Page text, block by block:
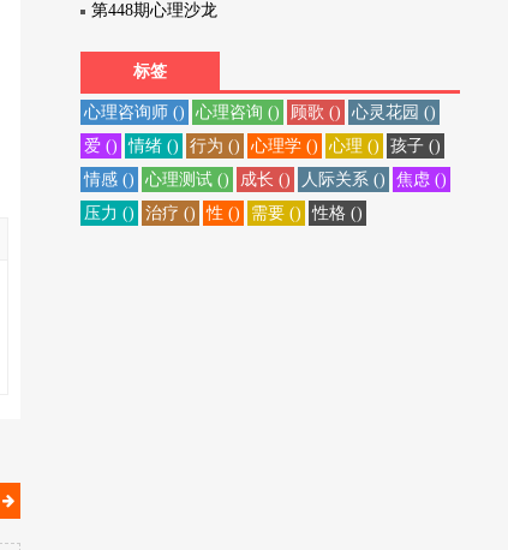
第448期心理沙龙
标签
心理咨询师 () 心理咨询 () 顾歌 ()
心灵花园 ()
爱 ()
情绪 () 行为 () 心理学 () 心理 ()
孩子 ()
情感 ()
心理测试 () 成长 () 人际关系 ()
焦虑 ()
压力 ()
治疗 () 性 () 需要 () 性格 ()